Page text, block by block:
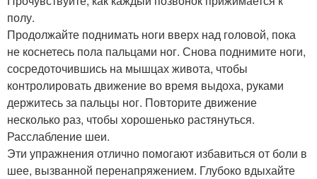
полу.
Продолжайте поднимать ноги вверх над головой, пока
не коснетесь пола пальцами ног. Снова поднимите ноги,
сосредоточившись на мышцах живота, чтобы
контролировать движение во время выдоха, руками
держитесь за пальцы ног. Повторите движение
несколько раз, чтобы хорошенько растянуться.
Расслабление шеи.
Эти упражнения отлично помогают избавиться от боли в
шее, вызванной перенапряжением. Глубоко вдыхайте